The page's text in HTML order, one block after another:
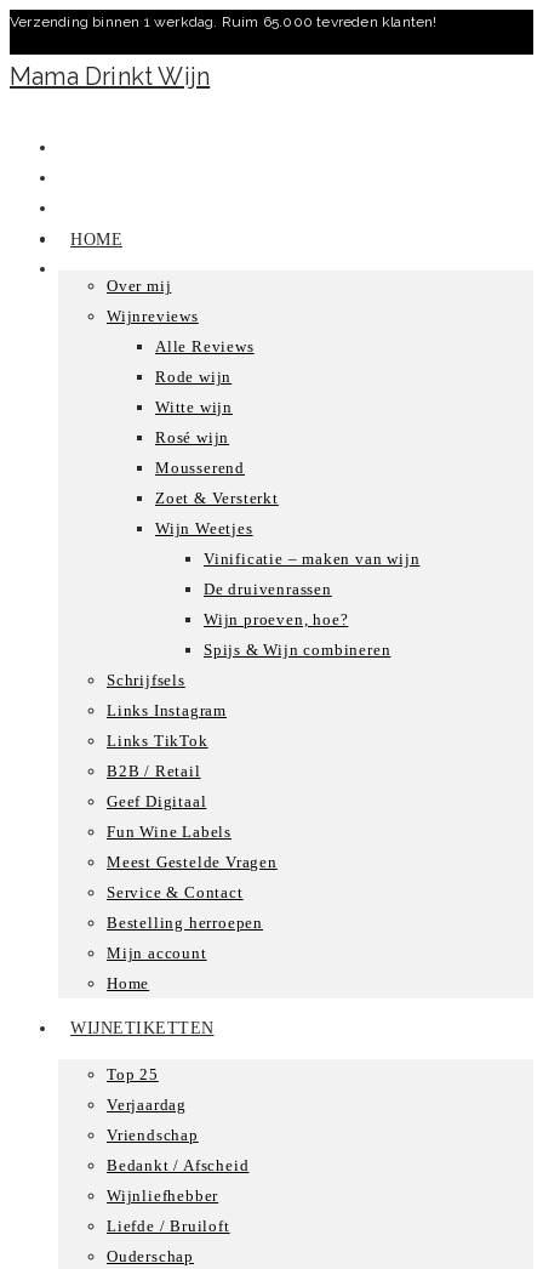
Ga
naar
inhoud
Verzending binnen 1 werkdag. Ruim 65.000 tevreden klanten!
Mama Drinkt Wijn
HOME
Over mij
Wijnreviews
Alle Reviews
Rode wijn
Witte wijn
Rosé wijn
Mousserend
Zoet & Versterkt
Wijn Weetjes
Vinificatie – maken van wijn
De druivenrassen
Wijn proeven, hoe?
Spijs & Wijn combineren
Schrijfsels
Links Instagram
Links TikTok
B2B / Retail
Geef Digitaal
Fun Wine Labels
Meest Gestelde Vragen
Service & Contact
Bestelling herroepen
Mijn account
Home
WIJNETIKETTEN
Top 25
Verjaardag
Vriendschap
Bedankt / Afscheid
Wijnliefhebber
Liefde / Bruiloft
Ouderschap